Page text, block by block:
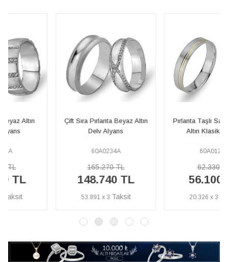
Çift Sıra Pırlanta Beyaz Altın
148.740 TL
Pırlanta Taşlı Sarı ve Beyaz
Altın Klasik Alyans
56.100 TL